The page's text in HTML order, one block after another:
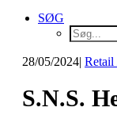
SØG
28/05/2024| Retail
S.N.S.